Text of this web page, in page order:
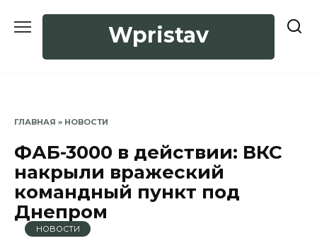
Wpristav
ГЛАВНАЯ » НОВОСТИ
ФАБ-3000 в действии: ВКС
накрыли вражеский
командный пункт под
Днепром
НОВОСТИ